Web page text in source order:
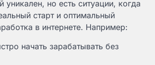
уникален, но есть ситуации, когда
старт и оптимальный
в интернете. Например:
начать зарабатывать без